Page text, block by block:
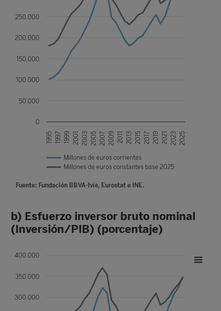
Fuente: Fundación BBVA-Ivie, Eurostat e INE.
Millones de euros corrientes
Millones de euros constantes base 2025
1995 1997 1999 2001 2003 2005 2007 2009 2011 2013 2015 2017 2019 2021 2023 2025
0
50.000
100.000
150.000
200.000
250.000
b) Esfuerzo inversor bruto nominal
(Inversión/PIB) (porcentaje)
300.000
350.000
400.000